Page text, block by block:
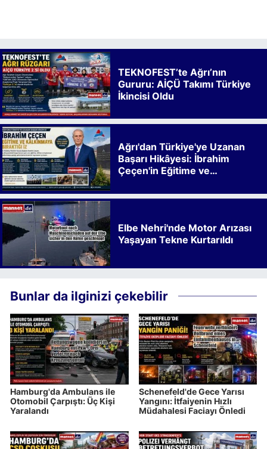
TEKNOFEST’te Ağrı’nın
Gururu: AİÇÜ Takımı Türkiye
İkincisi Oldu
Ağrı'dan Türkiye'ye Uzanan
Başarı Hikâyesi: İbrahim
Çeçen'in Eğitime ve
Elbe Nehri'nde Motor Arızası
Yaşayan Tekne Kurtarıldı
Bunlar da ilginizi çekebilir
Hamburg'da Ambulans ile
Otomobil Çarpıştı: Üç Kişi
Yaralandı
Schenefeld'de Gece Yarısı
Yangını: İtfaiyenin Hızlı
Müdahalesi Faciayı Önledi